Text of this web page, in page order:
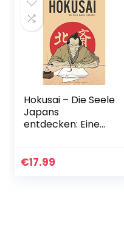
Hokusai – Die Seele
Japans
entdecken: Eine
€17.99